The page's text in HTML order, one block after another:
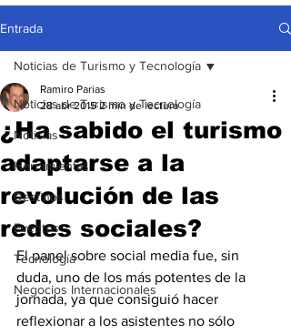
Entrada
Noticias de Turismo y Tecnología
Noticias
Herramientas
Destinos
Eventos
Tecnología
Negocios Internacionales
Noticias de Turismo y Tecnología
¿Ha sabido el turismo
adaptarse a la
revolución de las
redes sociales?
Ramiro Parias
28 abr 2015 2 min de lectura
El panel sobre social media fue, sin
duda, uno de los más potentes de la
jornada, ya que consiguió hacer
reflexionar a los asistentes no sólo